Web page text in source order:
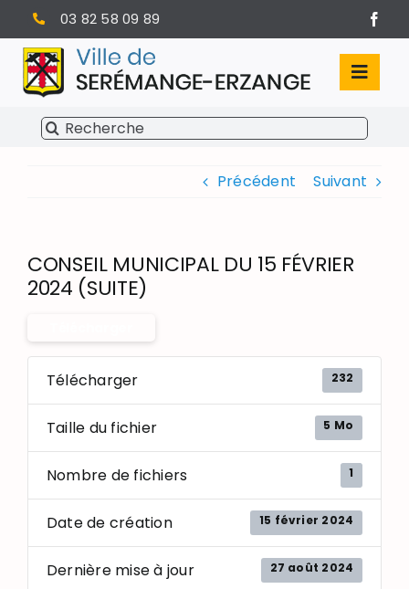
Passer
au
contenu
03 82 58 09 89
SÉRÉMANGE-ERZANGE
INFOS PRATIQUES
Rechercher:
Précédent Suivant
CONSEIL MUNICIPAL DU 15 FÉVRIER
2024 (SUITE)
Télécharger 232
Taille du fichier 5 Mo
Nombre de fichiers 1
Date de création 15 février 2024
Dernière mise à jour 27 août 2024